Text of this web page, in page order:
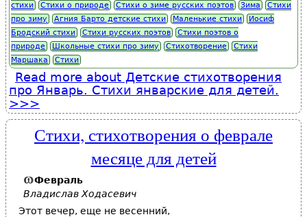
стихи
Стихи о природе Стихи о зиме русских поэтов Зима
Стихи
про зиму
Агния Барто детские стихи Маленькие стихи
Иосиф
Бродский стихи
Стихи русских поэтов
Стихи поэтов о
природе
Школьные стихи про зиму Стихотворение
Стихи
Маршака
Стихи
Read more about Детские стихотворения
про Январь. Стихи январские для детей.
Стихи, стихотворения о феврале
месяце для детей
Февраль
Владислав Ходасевич
Этот вечер, еще не весенний,